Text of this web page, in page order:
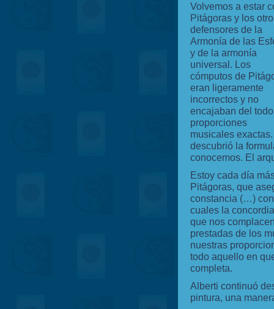
Volvemos a estar
Pitágoras y los
defensores de la
Armonía de las
y de la armonía
universal. Los
cómputos de
eran ligeramente
incorrectos y no
encajaban del
proporciones
musicales
descubrió la
conocemos. El
Estoy cada día
Pitágoras, que
constancia (…)
cuales la
que nos
prestadas de los
nuestras
todo aquello en
completa.
Alberti continuó
pintura, una